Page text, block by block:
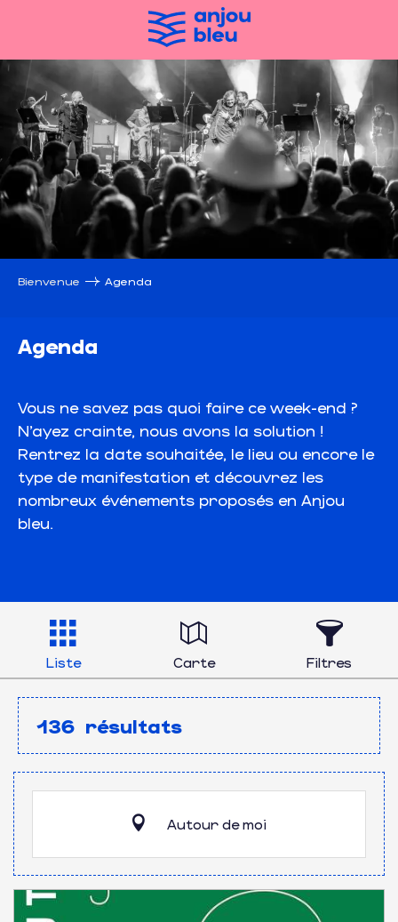
principal
Bienvenue Agenda
Agenda
Vous ne savez pas quoi faire ce week-end ?
N’ayez crainte, nous avons la solution !
Rentrez la date souhaitée, le lieu ou encore le
type de manifestation et découvrez les
nombreux événements proposés en Anjou
bleu.
Liste Carte Filtres
136 résultats
Autour de moi